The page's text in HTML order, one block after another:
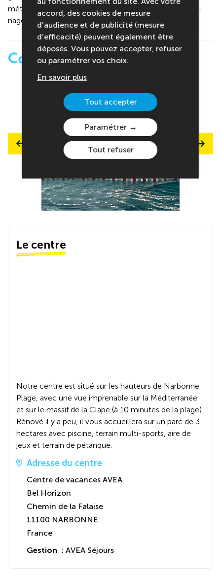
mètres nage libre, départ plongé, délivré par un maître-
nageur sauveteur)
Cadre de vie
Le centre
Notre centre est situé sur les hauteurs de Narbonne
Plage, avec une vue imprenable sur la Méditerranée
et sur le massif de la Clape (à 10 minutes de la plage).
Rénové il y a peu, il vous accueillera sur un parc de 3
hectares avec piscine, terrain multi-sports, aire de
jeux et terrain de pétanque.
Adresse du centre
Centre de vacances AVEA
Bel Horizon
Chemin de la Falaise
11100 NARBONNE
France
Gestion : AVEA Séjours
accord, des cookies de mesure
d’audience et de publicité (mesure
d’efficacité) peuvent également être
déposés. Vous pouvez accepter, refuser
ou paramétrer vos choix.
En savoir plus
Tout accepter
Paramétrer
Tout refuser